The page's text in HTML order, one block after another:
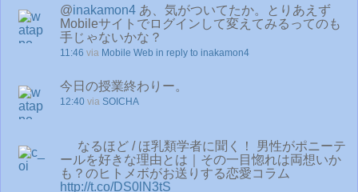
@inakamon4 あ、気がついてたか。とりあえず
Mobileサイトでログインして変えてみるってのも
手じゃないかな？
11:46 via Mobile Web in reply to inakamon4
今日の授業終わりー。
12:40 via SOICHA
なるほど / ほ乳類学者に聞く！ 男性がポニーテ
ールを好きな理由とは｜その一目惚れは両想いか
も？のヒトメボがお送りする恋愛コラム
http://t.co/DS0lN3tS